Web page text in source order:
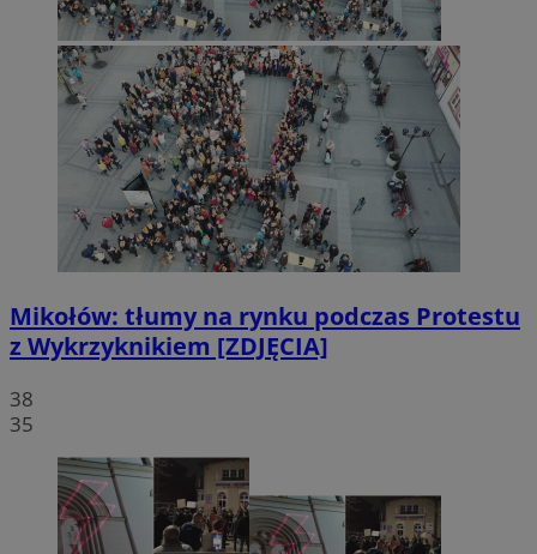
Mikołów: tłumy na rynku podczas Protestu
z Wykrzyknikiem [ZDJĘCIA]
38
35